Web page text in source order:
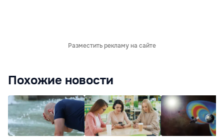
Разместить рекламу на сайте
Похожие новости